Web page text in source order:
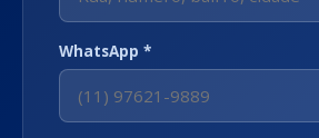
WhatsApp *